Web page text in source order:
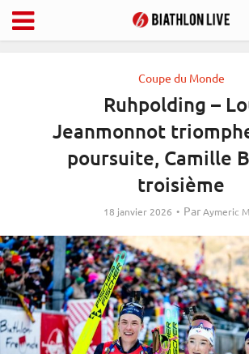
Coupe du Monde
Ruhpolding –
Jeanmonnot
poursuite, Camille
troisième
18 janvier 2026 ParAymeric